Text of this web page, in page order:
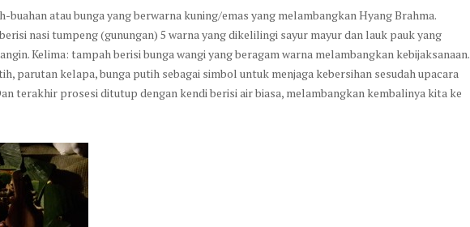
buahan atau bunga yang berwarna kuning/emas yang melambangkan Hyang Brahma.
nasi tumpeng (gunungan) 5 warna yang dikelilingi sayur mayur dan lauk pauk yang
Kelima: tampah berisi bunga wangi yang beragam warna melambangkan kebijaksanaan.
parutan kelapa, bunga putih sebagai simbol untuk menjaga kebersihan sesudah upacara
terakhir prosesi ditutup dengan kendi berisi air biasa, melambangkan kembalinya kita ke